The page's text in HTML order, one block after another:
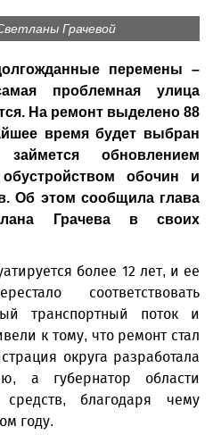
Грачевой
перемены –
проблемная улица
На ремонт выделено 88
время будет выбран
обновлением
обочин и
Об этом сообщила глава
Грачева в своих
более 12 лет, и ее
соответствовать
транспортный поток и
к тому, что ремонт стал
округа разработала
а губернатор области
благодаря чему
году.